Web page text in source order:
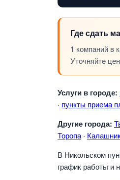
Где сдать
1 компаний в
Уточняйте
Услуги в городе:
· пункты приема
Другие города:
Торопа ·
В Никольском
график работы и